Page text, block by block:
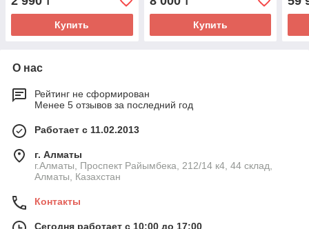
Купить Купить
О нас
Рейтинг не сформирован
Менее 5 отзывов за последний год
Работает с 11.02.2013
г. Алматы
г.Алматы, Проспект Райымбека, 212/14 к4, 44 склад,
Алматы, Казахстан
Контакты
Сегодня работает с 10:00 до 17:00